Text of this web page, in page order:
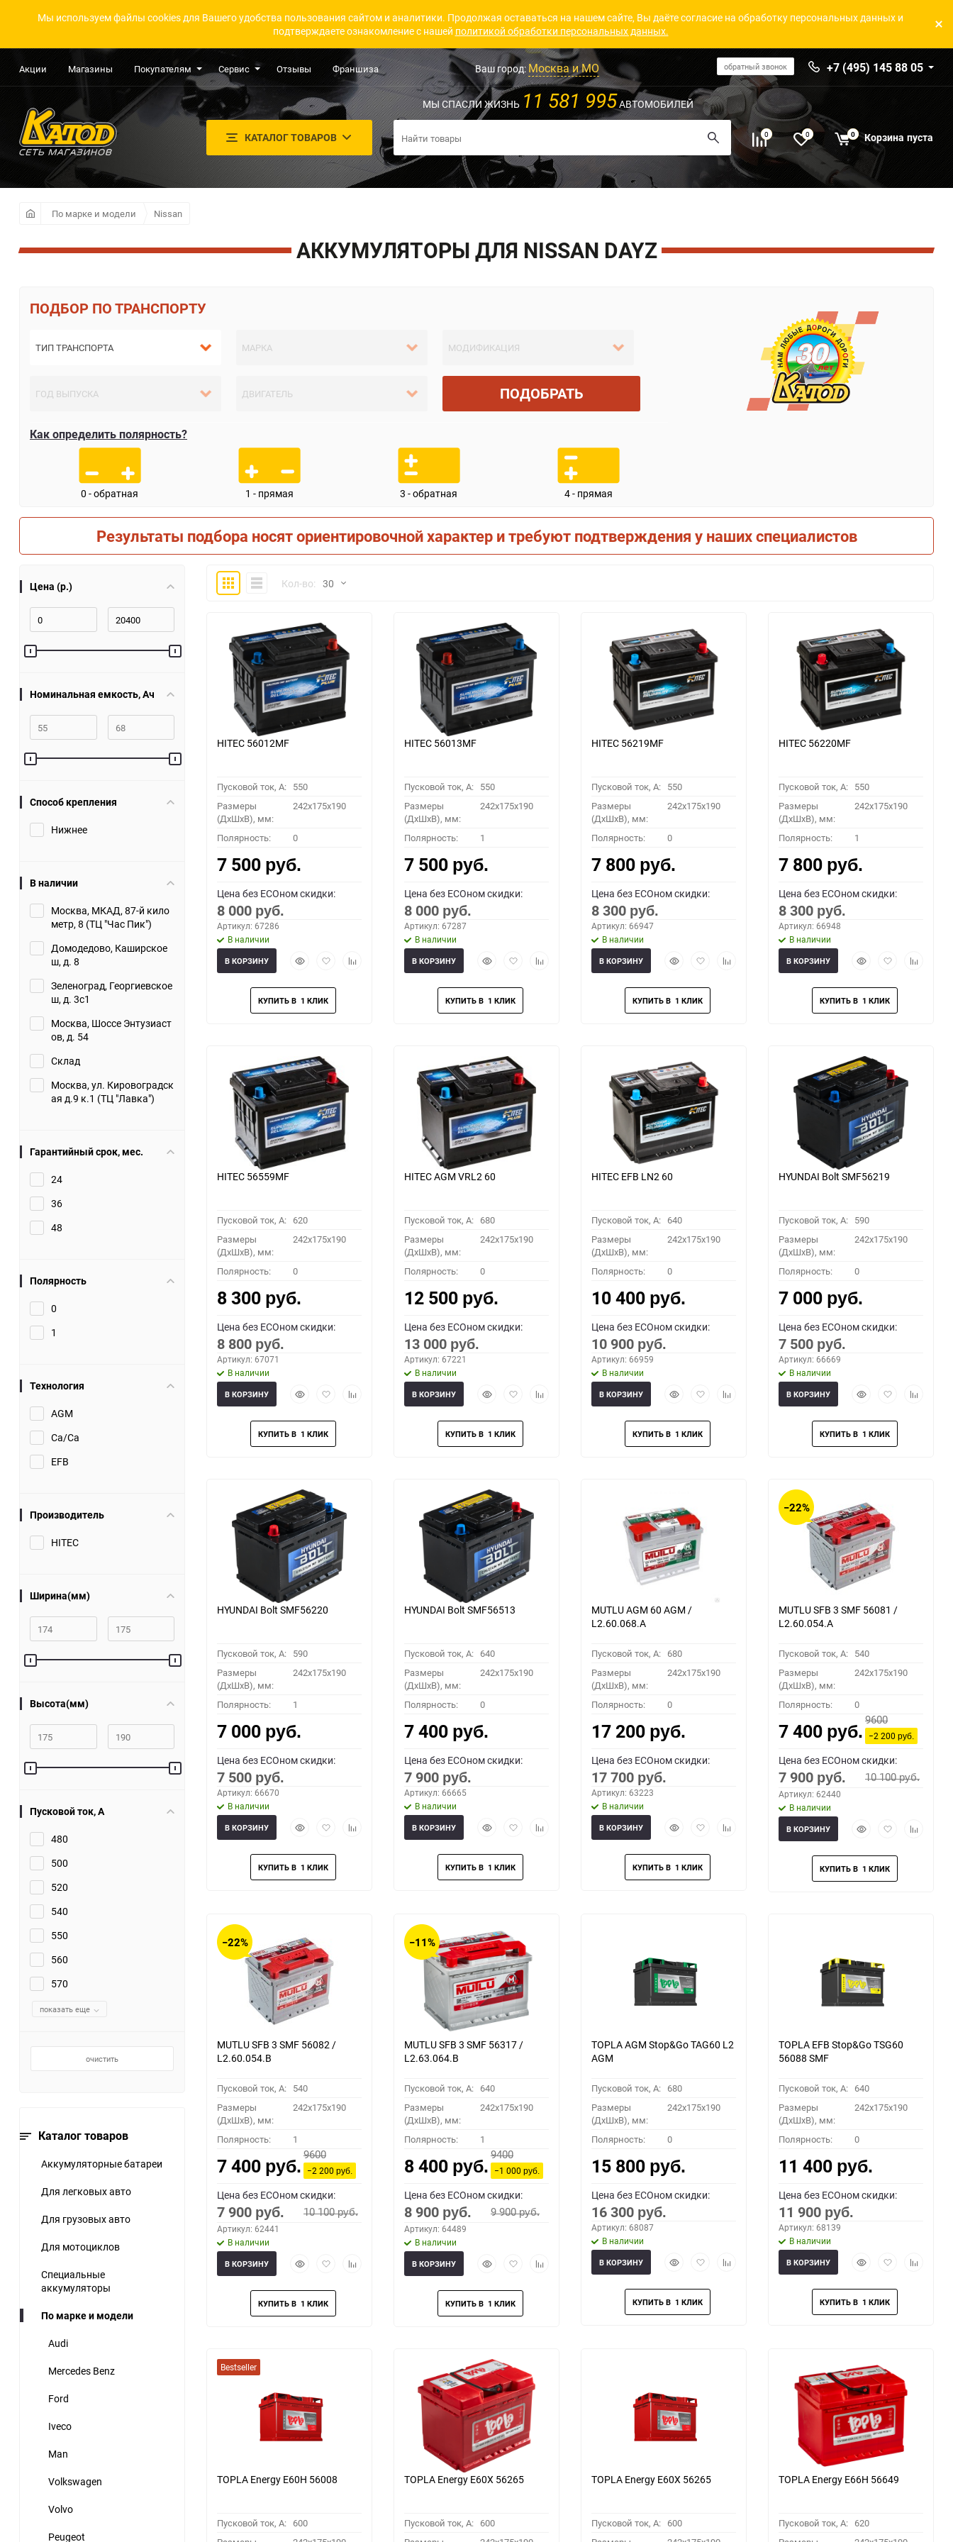
Мы используем файлы cookies для Вашего удобства пользования сайтом и аналитики. Продолжая оставаться на нашем сайте, Вы даёте согласие на обработку персональных данных и
подтверждаете ознакомление с нашей политикой обработки персональных данных.
Акции Магазины Покупателям Сервис Отзывы Франшиза Ваш город:Москва и МО обратный звонок +7 (495) 145 88 05
КАТАЛОГ ТОВАРОВ
МЫ СПАСЛИ ЖИЗНЬ 11 581 995АВТОМОБИЛЕЙ
0 0 0 Корзина пуста
По марке и модели Nissan
АККУМУЛЯТОРЫ ДЛЯ NISSAN DAYZ
ПО ТРАНСПОРТУ
ПОДОБРАТЬ
Как определить полярность?
0 - обратная 1 - прямая 3 - обратная 4 - прямая
Результаты подбора носят ориентировочной характер и требуют подтверждения у наших специалистов
Цена (р.)
Номинальная емкость, Ач
Способ крепления
Нижнее
В наличии
Москва, МКАД, 87-й кило
метр, 8 (ТЦ "Час Пик")
Домодедово, Каширское
ш, д. 8
Зеленоград, Георгиевское
ш, д. 3с1
Москва, Шоссе Энтузиаст
ов, д. 54
Склад
Москва, ул. Кировоградск
ая д.9 к.1 (ТЦ "Лавка")
Гарантийный срок, мес.
24
36
48
Полярность
0
1
Технология
AGM
Ca/Ca
EFB
Производитель
HITEC
Ширина(мм)
Высота(мм)
Пусковой ток, A
480
500
520
540
550
560
570
показать еще
очистить
Каталог товаров
Аккумуляторные батареи
Для легковых авто
Для грузовых авто
Для мотоциклов
Специальные
аккумуляторы
По марке и модели
Audi
Mercedes Benz
Ford
Iveco
Man
Volkswagen
Volvo
Peugeot
ПлиткаКомпактноКол-во: 30
30
60
90
150
HITEC 56012MF
Пусковой ток, A: 550
Размеры
(ДхШхВ), мм:
242x175x190
Полярность: 0
7 500 руб.
Цена без ECOном скидки:
8 000 руб.
Артикул: 67286
В наличии
БыстрыйДобавить
избранное
Добавить
В КОРЗИНУ
HITEC 56013MF
Пусковой ток, A: 550
Размеры
(ДхШхВ), мм:
242x175x190
Полярность: 1
7 500 руб.
Цена без ECOном скидки:
8 000 руб.
Артикул: 67287
В наличии
БыстрыйДобавить
избранное
Добавить
В КОРЗИНУ
HITEC 56219MF
Пусковой ток, A: 550
Размеры
(ДхШхВ), мм:
242x175x190
Полярность: 0
7 800 руб.
Цена без ECOном скидки:
8 300 руб.
Артикул: 66947
В наличии
БыстрыйДобавить
избранное
Добавить
В КОРЗИНУ
HITEC 56220MF
Пусковой ток, A: 550
Размеры
(ДхШхВ), мм:
242x175x190
Полярность: 1
7 800 руб.
Цена без ECOном скидки:
8 300 руб.
Артикул: 66948
В наличии
БыстрыйДобавить
избранное
Добавить
В КОРЗИНУ
HITEC 56559MF
Пусковой ток, A: 620
Размеры
(ДхШхВ), мм:
242x175x190
Полярность: 0
8 300 руб.
Цена без ECOном скидки:
8 800 руб.
Артикул: 67071
В наличии
БыстрыйДобавить
избранное
Добавить
В КОРЗИНУ
HITEC AGM VRL2 60
Пусковой ток, A: 680
Размеры
(ДхШхВ), мм:
242x175x190
Полярность: 0
12 500 руб.
Цена без ECOном скидки:
13 000 руб.
Артикул: 67221
В наличии
БыстрыйДобавить
избранное
Добавить
В КОРЗИНУ
HITEC EFB LN2 60
Пусковой ток, A: 640
Размеры
(ДхШхВ), мм:
242x175x190
Полярность: 0
10 400 руб.
Цена без ECOном скидки:
10 900 руб.
Артикул: 66959
В наличии
БыстрыйДобавить
избранное
Добавить
В КОРЗИНУ
HYUNDAI Bolt SMF56219
Пусковой ток, A: 590
Размеры
(ДхШхВ), мм:
242x175x190
Полярность: 0
7 000 руб.
Цена без ECOном скидки:
7 500 руб.
Артикул: 66669
В наличии
БыстрыйДобавить
избранное
Добавить
В КОРЗИНУ
HYUNDAI Bolt SMF56220
Пусковой ток, A: 590
Размеры
(ДхШхВ), мм:
242x175x190
Полярность: 1
7 000 руб.
Цена без ECOном скидки:
7 500 руб.
Артикул: 66670
В наличии
БыстрыйДобавить
избранное
Добавить
В КОРЗИНУ
HYUNDAI Bolt SMF56513
Пусковой ток, A: 640
Размеры
(ДхШхВ), мм:
242x175x190
Полярность: 0
7 400 руб.
Цена без ECOном скидки:
7 900 руб.
Артикул: 66665
В наличии
БыстрыйДобавить
избранное
Добавить
В КОРЗИНУ
MUTLU AGM 60 AGM /
L2.60.068.A
Пусковой ток, A: 680
Размеры
(ДхШхВ), мм:
242x175x190
Полярность: 0
17 200 руб.
Цена без ECOном скидки:
17 700 руб.
Артикул: 63223
В наличии
БыстрыйДобавить
избранное
Добавить
В КОРЗИНУ
−22%
MUTLU SFB 3 SMF 56081 /
L2.60.054.A
Пусковой ток, A: 540
Размеры
(ДхШхВ), мм:
242x175x190
Полярность: 0
7 400 руб.
9600
−2 200руб.
Цена без ECOном скидки:
7 900 руб. 10 100руб.
Артикул: 62440
В наличии
БыстрыйДобавить
избранное
Добавить
В КОРЗИНУ
−22%
MUTLU SFB 3 SMF 56082 /
L2.60.054.B
Пусковой ток, A: 540
Размеры
(ДхШхВ), мм:
242x175x190
Полярность: 1
7 400 руб.
9600
−2 200руб.
Цена без ECOном скидки:
7 900 руб. 10 100руб.
Артикул: 62441
В наличии
БыстрыйДобавить
избранное
Добавить
В КОРЗИНУ
−11%
MUTLU SFB 3 SMF 56317 /
L2.63.064.B
Пусковой ток, A: 640
Размеры
(ДхШхВ), мм:
242x175x190
Полярность: 1
8 400 руб.
9400
−1 000руб.
Цена без ECOном скидки:
8 900 руб. 9 900руб.
Артикул: 64489
В наличии
БыстрыйДобавить
избранное
Добавить
В КОРЗИНУ
TOPLA AGM Stop&Go TAG60 L2
AGM
Пусковой ток, A: 680
Размеры
(ДхШхВ), мм:
242x175x190
Полярность: 0
15 800 руб.
Цена без ECOном скидки:
16 300 руб.
Артикул: 68087
В наличии
БыстрыйДобавить
избранное
Добавить
В КОРЗИНУ
TOPLA EFB Stop&Go TSG60
56088 SMF
Пусковой ток, A: 640
Размеры
(ДхШхВ), мм:
242x175x190
Полярность: 0
11 400 руб.
Цена без ECOном скидки:
11 900 руб.
Артикул: 68139
В наличии
БыстрыйДобавить
избранное
Добавить
В КОРЗИНУ
Bestseller
TOPLA Energy E60H 56008
Пусковой ток, A: 600
TOPLA Energy E60X 56265
Пусковой ток, A: 600
TOPLA Energy E60X 56265
Пусковой ток, A: 600
TOPLA Energy E66H 56649
Пусковой ток, A: 620